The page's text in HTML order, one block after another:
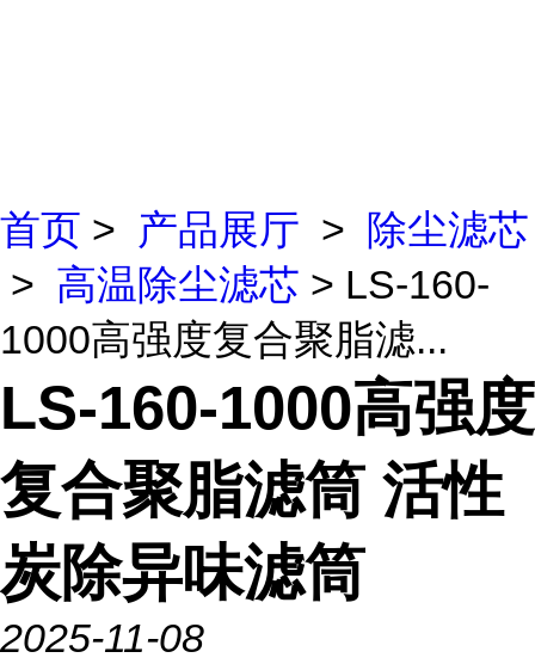
首页 > 产品展厅 >
除尘滤芯
> 高温除尘滤芯 > LS-160-
1000高强度复合聚脂滤...
LS-160-1000高强度
复合聚脂滤筒 活性
炭除异味滤筒
2025-11-08